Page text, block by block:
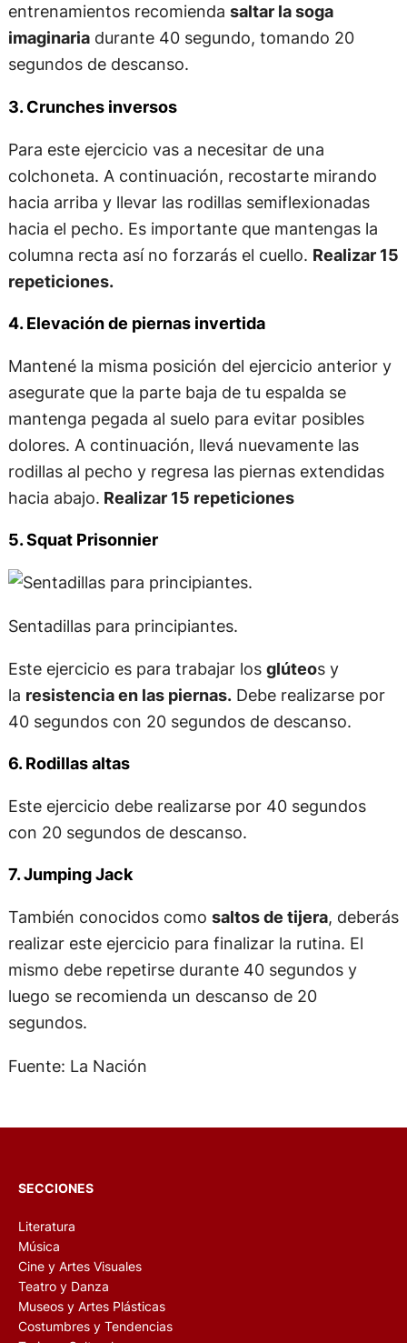
entrenamientos recomienda saltar la soga
imaginariadurante 40 segundo, tomando 20
segundos de descanso.
3. Crunches inversos
Para este ejercicio vas a necesitar de una
colchoneta. A continuación, recostarte mirando
hacia arriba y llevar las rodillas semiflexionadas
hacia el pecho. Es importante que mantengas la
columna recta así no forzarás el cuello. Realizar 15
repeticiones.
4. Elevación de piernas invertida
Mantené la misma posición del ejercicio anterior y
asegurate que la parte baja de tu espalda se
mantenga pegada al suelo para evitar posibles
dolores. A continuación, llevá nuevamente las
rodillas al pecho y regresa las piernas extendidas
hacia abajo. Realizar 15 repeticiones
5. Squat Prisonnier
Sentadillas para principiantes.
Este ejercicio es para trabajar los glúteos y
la resistencia en las piernas.Debe realizarse por
40 segundos con 20 segundos de descanso.
6. Rodillas altas
Este ejercicio debe realizarse por 40 segundos
con 20 segundos de descanso.
7. Jumping Jack
También conocidos como saltos de tijera, deberás
realizar este ejercicio para finalizar la rutina. El
mismo debe repetirse durante 40 segundos y
luego se recomienda un descanso de 20
segundos.
Fuente: La Nación
SECCIONES
Literatura
Música
Cine y Artes Visuales
Teatro y Danza
Museos y Artes Plásticas
Costumbres y Tendencias